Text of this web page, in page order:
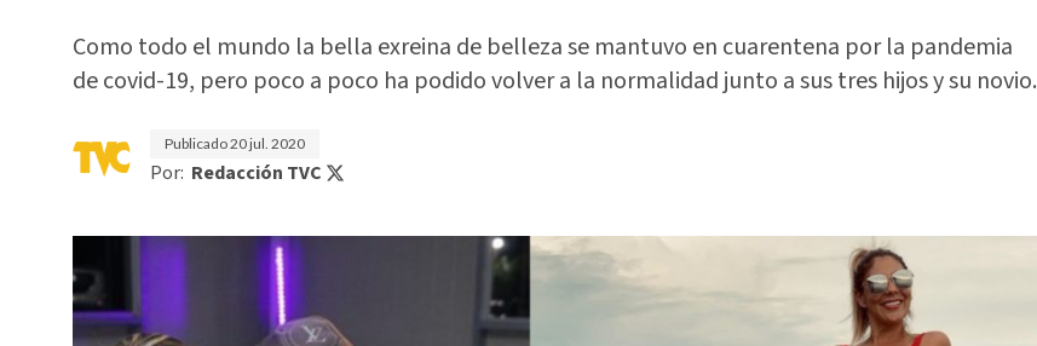
Como todo el mundo la bella exreina de belleza se mantuvo en cuarentena por la pandemia
de covid-19, pero poco a poco ha podido volver a la normalidad junto a sus tres hijos y su novio.
Publicado20 jul. 2020
Por: Redacción TVC